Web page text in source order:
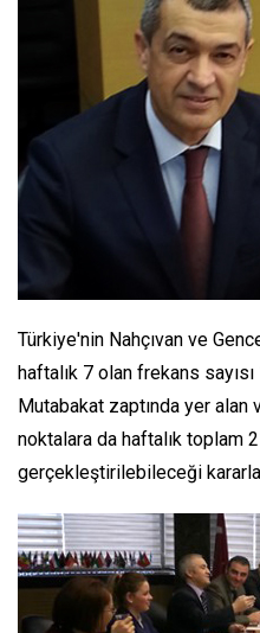
Türkiye'nin Nahçıvan ve
haftalık 7 olan frekans sayısı
Mutabakat zaptında yer alan
noktalara da haftalık toplam
gerçekleştirilebileceği